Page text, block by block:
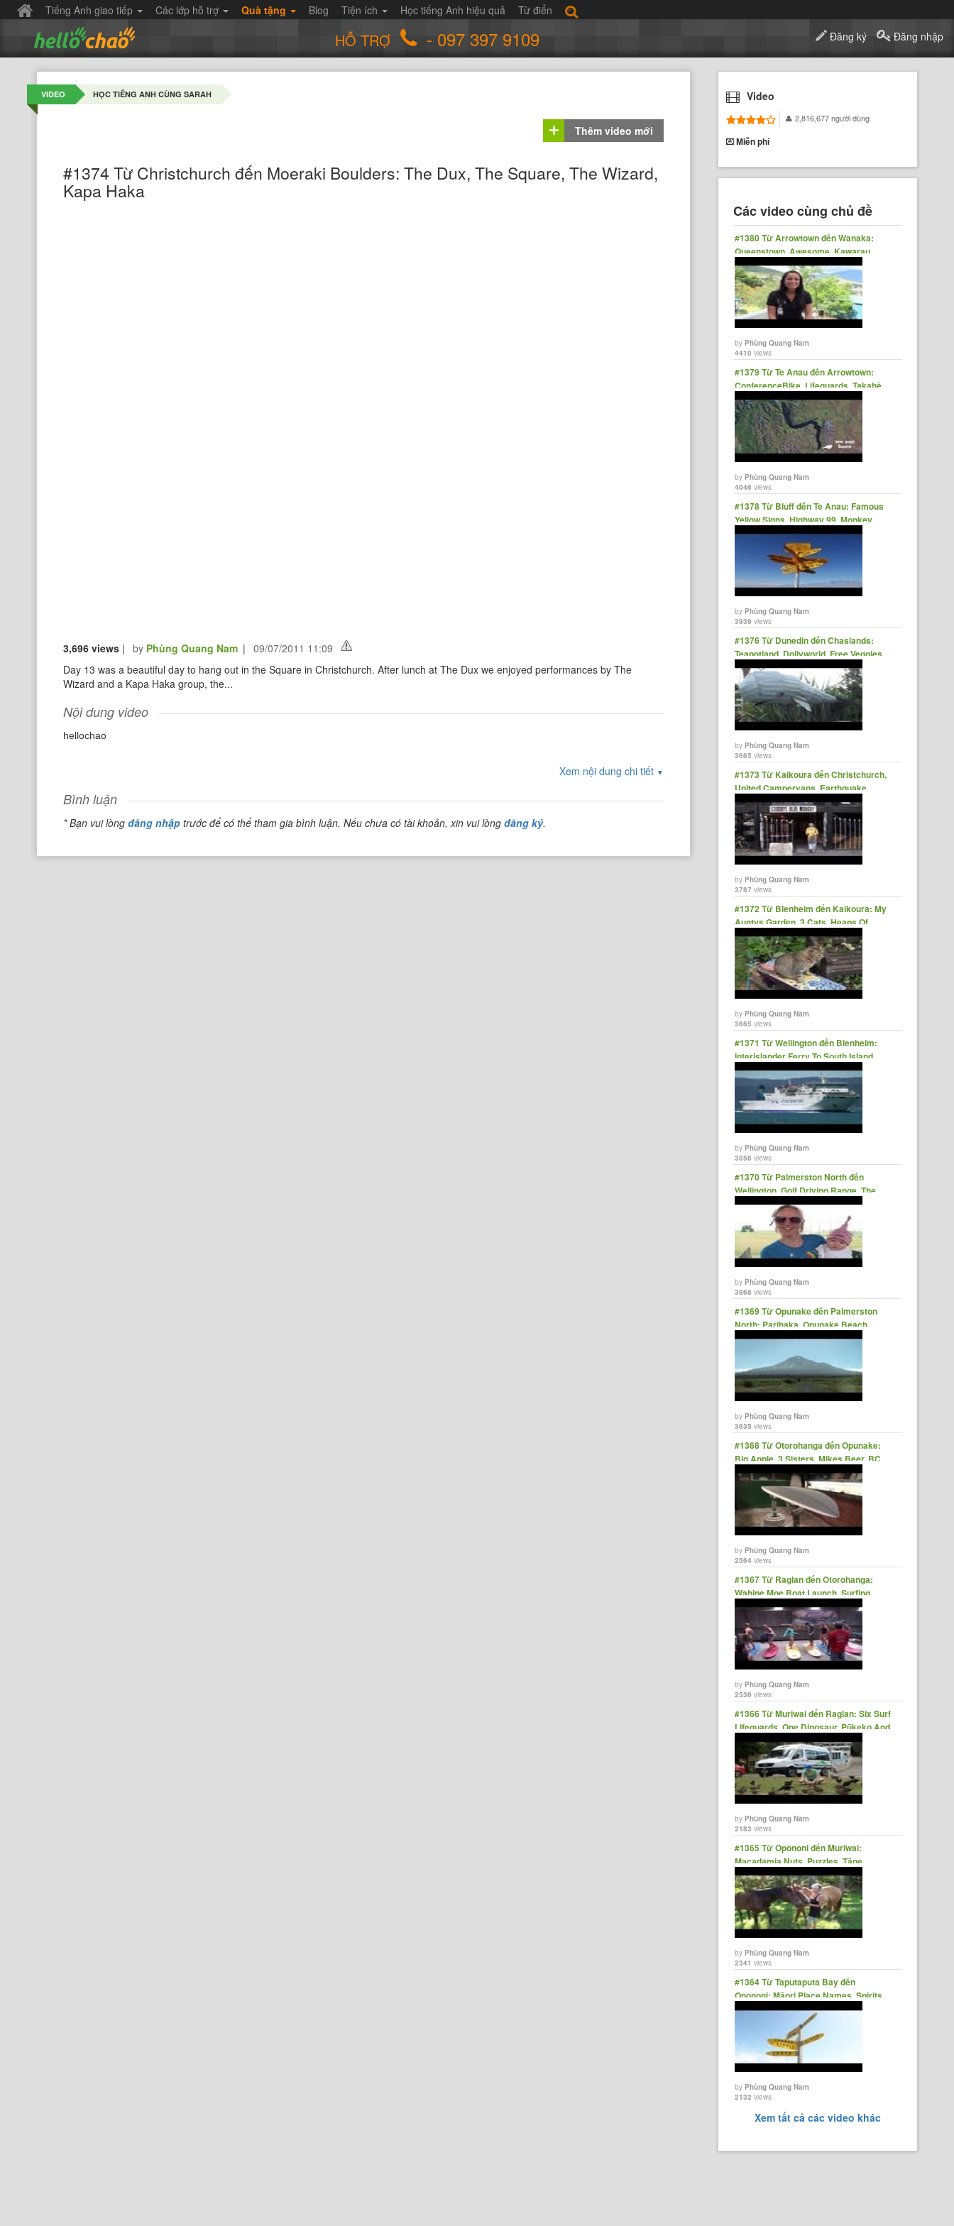
Tiếng Anh giao tiếp Các lớp hỗ trợ Quà tặng Blog Tiện ích Học tiếng Anh hiệu quả Từ điển
HỖ TRỢ - 097 397 9109 Đăng ký Đăng nhập
VIDEO HỌC TIẾNG ANH CÙNG SARAH
Thêm video mới
#1374 Từ Christchurch đến Moeraki Boulders: The Dux, The Square, The Wizard,
Kapa Haka
3,696 views | by Phùng Quang Nam |
09/07/2011 11:09
Day 13 was a beautiful day to hang out in the Square in Christchurch. After lunch at The Dux we enjoyed performances by The
Wizard and a Kapa Haka group, the...
Nội dung video
hellochao
Xem nội dung chi tiết ▼
Bình luận
* Bạn vui lòngđăng nhập trước để có thể tham gia bình luận. Nếu chưa có tài khoản, xin vui lòngđăng ký.
Video
2,816,677 người dùng
Miễn phí
Các video cùng chủ đề
#1380 Từ Arrowtown đến Wanaka:
Queenstown, Awesome, Kawarau
Bridge Bungy Jumping
byPhùng Quang Nam
4410 views
#1379 Từ Te Anau đến Arrowtown:
ConferenceBike, Lifeguards, Takahē,
Steam Train, NZs Longest Lake
byPhùng Quang Nam
4046 views
#1378 Từ Bluff đến Te Anau: Famous
Yellow Signs, Highway 99, Monkey
Island
byPhùng Quang Nam
3939 views
#1376 Từ Dunedin đến Chaslands:
Teapotland, Dollyworld, Free Veggies,
The Lost Gypsy Gallery
byPhùng Quang Nam
3665 views
#1373 Từ Kaikoura đến Christchurch,
United Campervans, Earthquake
Damage, Goodbye Blue Monday.
byPhùng Quang Nam
3787 views
#1372 Từ Blenheim đến Kaikoura: My
Auntys Garden, 3 Cats, Heaps Of
Seals, Salad + Spa
byPhùng Quang Nam
3665 views
#1371 Từ Wellington đến Blenheim:
Interislander Ferry To South Island,
Sunset Sailing, Kaipupu Point
byPhùng Quang Nam
3856 views
#1370 Từ Palmerston North đến
Wellington, Golf Driving Range, The
Square, Swings, NZs Capital City
byPhùng Quang Nam
3868 views
#1369 Từ Opunake đến Palmerston
North: Parihaka, Opunake Beach
Carnival, Patea, Bulls
byPhùng Quang Nam
3635 views
#1368 Từ Otorohanga đến Opunake:
Big Apple, 3 Sisters, Mikes Beer, BC
Surfboards, Kiwi Holiday Parks
byPhùng Quang Nam
2564 views
#1367 Từ Raglan đến Otorohanga:
Wahine Moe Boat Launch, Surfing
Lesson In Raglan
byPhùng Quang Nam
2536 views
#1366 Từ Muriwai đến Raglan: Six Surf
Lifeguards, One Dinosaur, Pūkeko And
Windmills
byPhùng Quang Nam
2183 views
#1365 Từ Opononi đến Muriwai:
Macadamia Nuts, Puzzles, Tāne
Mahuta, Blah Blah Blah
byPhùng Quang Nam
2341 views
#1364 Từ Taputaputa Bay đến
Opononi: Māori Place Names, Spirits,
Sand Dunes And Tā Moko
byPhùng Quang Nam
2132 views
Xem tất cả các video khác